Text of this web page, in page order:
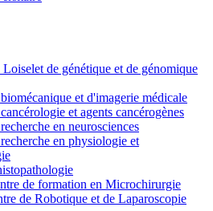
Loiselet de génétique et de génomique
et d'imagerie médicale
et agents cancérogènes
en neurosciences
en physiologie et
de formation en Microchirurgie
de Robotique et de Laparoscopie